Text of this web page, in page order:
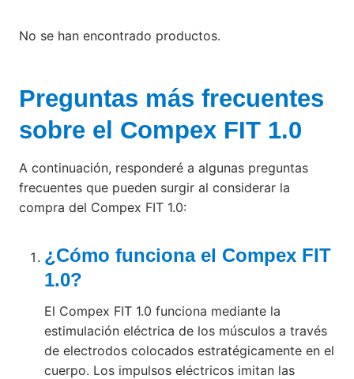
No se han encontrado productos.
Preguntas más frecuentes
sobre el Compex FIT 1.0
A continuación, responderé a algunas preguntas
frecuentes que pueden surgir al considerar la
compra del Compex FIT 1.0:
¿Cómo funciona el Compex FIT
1.0?
El Compex FIT 1.0 funciona mediante la
estimulación eléctrica de los músculos a través
de electrodos colocados estratégicamente en el
cuerpo. Los impulsos eléctricos imitan las